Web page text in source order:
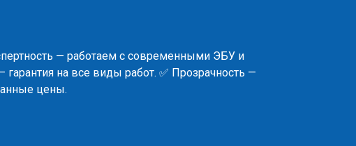
— работаем с современными ЭБУ и
на все виды работ. ✅ Прозрачность —
цены.